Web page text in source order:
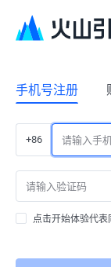
手机号注册
+86
点击开始体验代